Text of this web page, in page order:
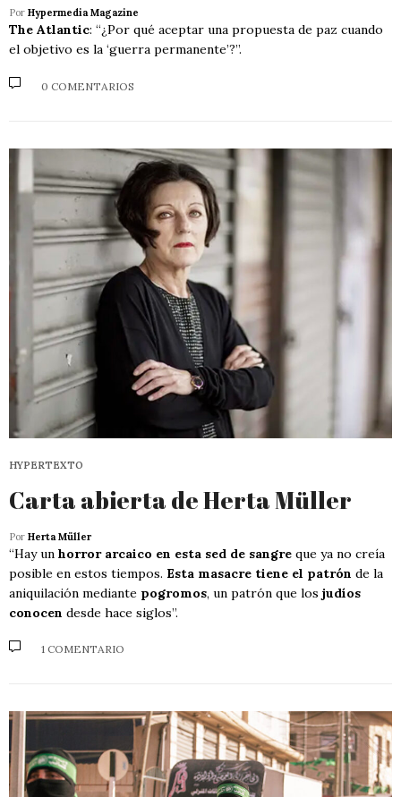
Por Hypermedia Magazine
The Atlantic: “¿Por qué aceptar una propuesta de paz cuando
el objetivo es la ‘guerra permanente’?”.
0 COMENTARIOS
HYPERTEXTO
Carta abierta de Herta Müller
Por Herta Müller
“Hay un horror arcaico en esta sed de sangre que ya no creía
posible en estos tiempos. Esta masacre tiene el patrón de la
aniquilación mediante pogromos, un patrón que los judíos
conocen desde hace siglos”.
1 COMENTARIO